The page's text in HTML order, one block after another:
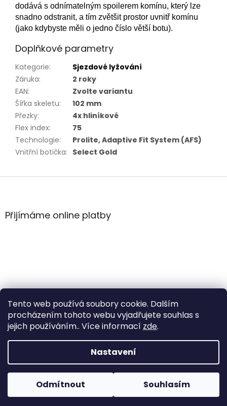
Tento web používá soubory cookie. Dalším
procházením tohoto webu vyjadřujete souhlas s
jejich používáním.. Více informací zde.
Nastavení
Odmítnout Souhlasím
dodává s odnímatelným spoilerem komínu, který lze
snadno odstranit, a tím zvětšit prostor uvnitř komínu
(jako kdybyste měli o jedno číslo větší botu).
Doplňkové parametry
Kategorie:
Sjezdové lyžování
Záruka:
2 roky
EAN:
Zvolte variantu
Šířka skeletu:
102 mm
Přezky:
4x hliníkové
Flex index:
75
Technologie:
Prolite, Adaptive Fit System (AFS)
Vnitřní botička: Select Gold
Z
aPřijímáme online platby
Vytvořil Shoptet
Copyright 2026WintersportHK. Všechna práva